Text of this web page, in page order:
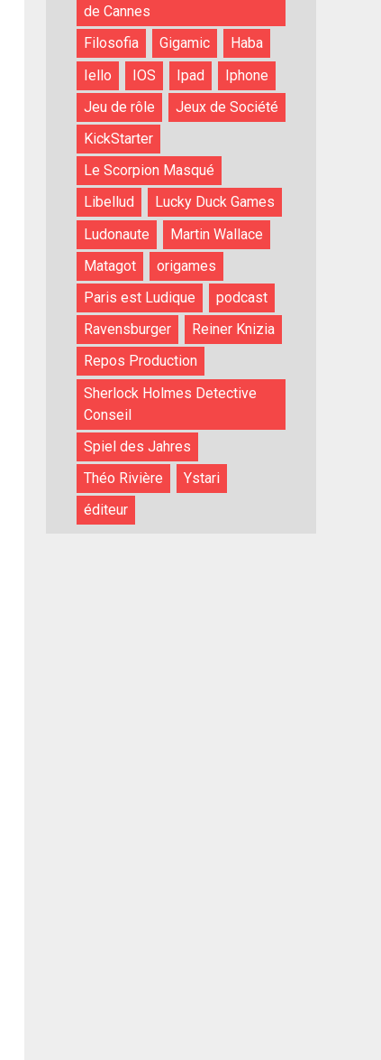
de Cannes
Filosofia
Gigamic
Haba
Iello
IOS Ipad
Iphone
Jeu de rôle
Jeux de Société
KickStarter
Le Scorpion Masqué
Libellud
Lucky Duck Games
Ludonaute
Martin Wallace
Matagot
origames
Paris est Ludique
podcast
Ravensburger
Reiner Knizia
Repos Production
Sherlock Holmes Detective
Conseil
Spiel des Jahres
Théo Rivière
Ystari
éditeur